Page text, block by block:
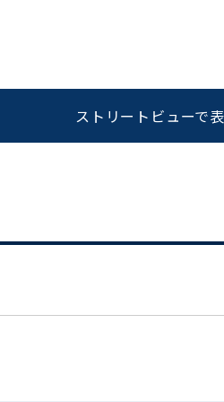
スムーズにご案内できます
620-213
ストリートビューで